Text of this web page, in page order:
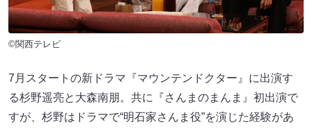
©関西テレビ
7月スタートの新ドラマ『マウンテンドクター』に出演す
る杉野遥亮と大森南朋。共に『さんまのまんま』初出演で
すが、杉野はドラマで“明石家さんま役”を演じた経験があ